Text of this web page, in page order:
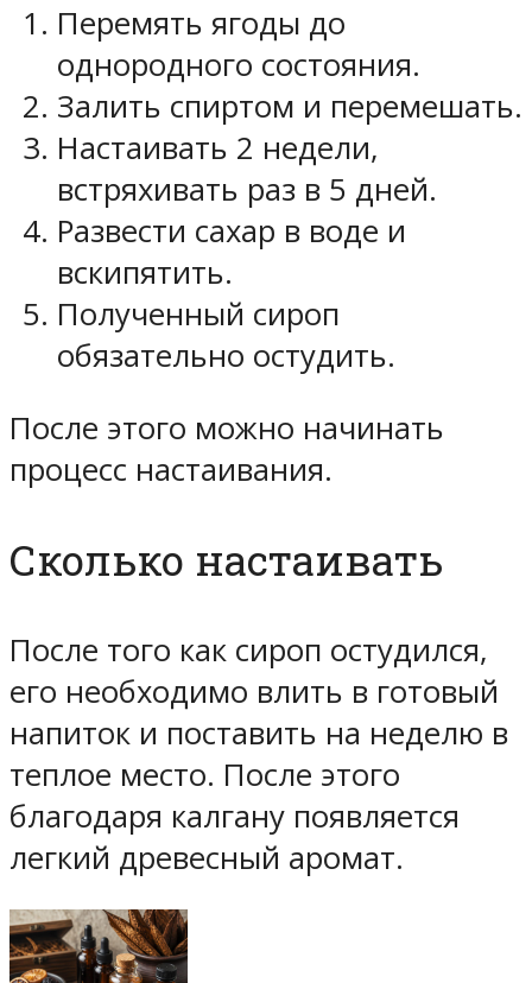
Перемять ягоды до
однородного состояния.
Залить спиртом и перемешать.
Настаивать 2 недели,
встряхивать раз в 5 дней.
Развести сахар в воде и
вскипятить.
Полученный сироп
обязательно остудить.
После этого можно начинать
процесс настаивания.
Сколько настаивать
После того как сироп остудился,
его необходимо влить в готовый
напиток и поставить на неделю в
теплое место. После этого
благодаря калгану появляется
легкий древесный аромат.